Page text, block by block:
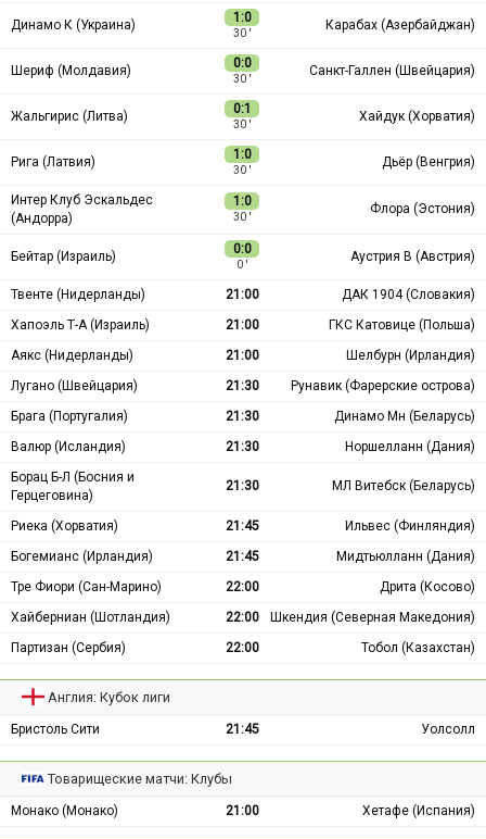
Динамо К (Украина) 1:0
30 ′
Карабах (Азербайджан)
Шериф (Молдавия) 0:0
30 ′
Санкт-Галлен (Швейцария)
Жальгирис (Литва) 0:1
30 ′
Хайдук (Хорватия)
Рига (Латвия) 1:0
30 ′
Дьёр (Венгрия)
Интер Клуб Эскальдес
(Андорра)
1:0
30 ′
Флора (Эстония)
Бейтар (Израиль) 0:0
0 ′
Аустрия В (Австрия)
Твенте (Нидерланды) 21:00
ДАК 1904 (Словакия)
Хапоэль Т-А (Израиль)
21:00
ГКС Катовице (Польша)
Аякс (Нидерланды)
21:00
Шелбурн (Ирландия)
Лугано (Швейцария)
21:30
Рунавик (Фарерские острова)
Брага (Португалия)
21:30
Динамо Мн (Беларусь)
Валюр (Исландия)
21:30
Норшелланн (Дания)
Борац Б-Л (Босния и
Герцеговина)
21:30 МЛ Витебск (Беларусь)
Риека (Хорватия) 21:45
Ильвес (Финляндия)
Богемианс (Ирландия)
21:45
Мидтьюлланн (Дания)
Тре Фиори (Сан-Марино)
22:00
Дрита (Косово)
Хайберниан (Шотландия)
22:00
Шкендия (Северная Македония)
Партизан (Сербия)
22:00 Тобол (Казахстан)
Англия: Кубок лиги
Бристоль Сити 21:45 Уолсолл
Товарищеские матчи: Клубы
Монако (Монако) 21:00 Хетафе (Испания)